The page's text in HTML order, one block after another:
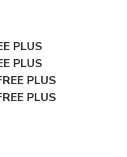
PLUS
PLUS
PLUS
PLUS